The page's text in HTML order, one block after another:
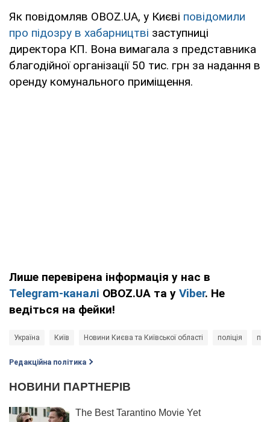
Як повідомляв OBOZ.UA, у Києві повідомили
про підозру в хабарництві заступниці
директора КП. Вона вимагала з представника
благодійної організації 50 тис. грн за надання в
оренду комунального приміщення.
Лише перевірена інформація у нас в
Telegram-каналі OBOZ.UA та у Viber. Не
ведіться на фейки!
Україна Київ Новини Києва та Київської області поліція
Редакційна політика